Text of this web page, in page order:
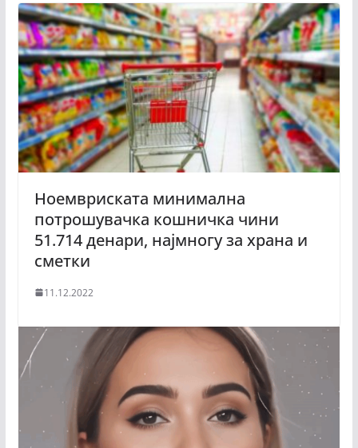
Ноемвриската минимална
потрошувачка кошничка чини
51.714 денари, најмногу за храна и
сметки
11.12.2022